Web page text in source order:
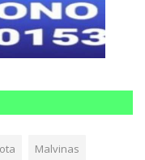
Malvinas